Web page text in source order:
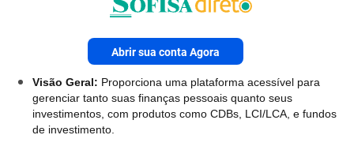
Abrir sua conta Agora
Visão Geral: Proporciona uma plataforma acessível para
gerenciar tanto suas finanças pessoais quanto seus
investimentos, com produtos como CDBs, LCI/LCA, e fundos
de investimento.